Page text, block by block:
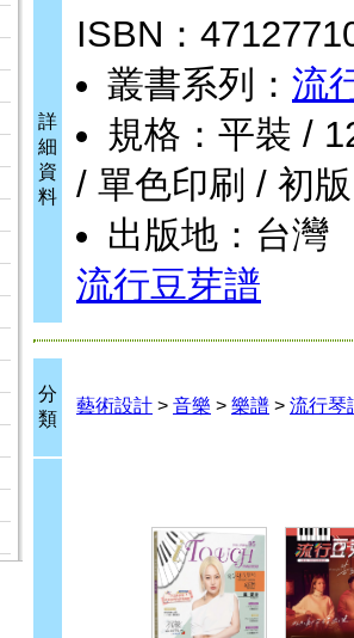
詳
細
資
料
ISBN：
叢書系列： 流
規格：平裝 /
/ 單色印刷 / 初版
出版地：台灣
流行豆芽譜
分
類
藝術設計 > 音樂 > 樂譜 > 流行琴